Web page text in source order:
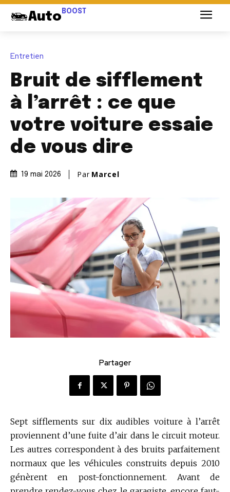
Auto BOOST
Entretien
Bruit de sifflement
à l’arrêt : ce que
votre voiture essaie
de vous dire
19 mai 2026 Par Marcel
Partager
Sept sifflements sur dix audibles voiture à l’arrêt
proviennent d’une fuite d’air dans le circuit moteur.
Les autres correspondent à des bruits parfaitement
normaux que les véhicules construits depuis 2010
génèrent en post-fonctionnement. Avant de